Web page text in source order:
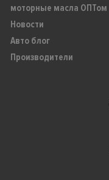
моторные масла ОПТом
Новости
Авто блог
Производители